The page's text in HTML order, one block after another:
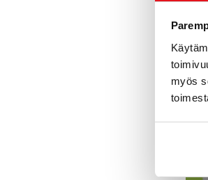
myös
J.